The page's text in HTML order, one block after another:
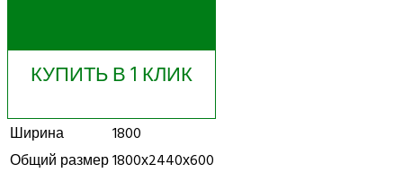
КУПИТЬ В 1 КЛИК
Ширина
1800
Общий размер1800х2440х600